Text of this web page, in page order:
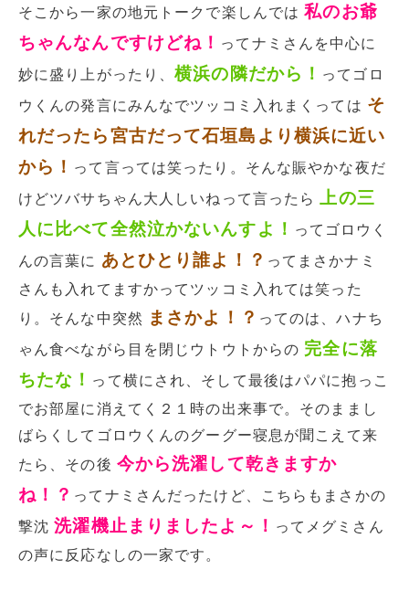
そこから一家の地元トークで楽しんでは私のお爺
ちゃんなんですけどね！ ってナミさんを中心に
妙に盛り上がったり、横浜の隣だから！ ってゴロ
ウくんの発言にみんなでツッコミ入れまくっては そ
れだったら宮古だって石垣島より横浜に近い
から！ って言っては笑ったり。そんな賑やかな夜だ
けどツバサちゃん大人しいねって言ったら 上の三
人に比べて全然泣かないんすよ！ ってゴロウく
んの言葉に あとひとり誰よ！？ ってまさかナミ
さんも入れてますかってツッコミ入れては笑った
り。そんな中突然 まさかよ！？ ってのは、ハナち
ゃん食べながら目を閉じウトウトからの 完全に落
ちたな！ って横にされ、そして最後はパパに抱っこ
でお部屋に消えてく２１時の出来事で。そのままし
ばらくしてゴロウくんのグーグー寝息が聞こえて来
たら、その後 今から洗濯して乾きますか
ね！？ ってナミさんだったけど、こちらもまさかの
撃沈洗濯機止まりましたよ～！ ってメグミさん
の声に反応なしの一家です。